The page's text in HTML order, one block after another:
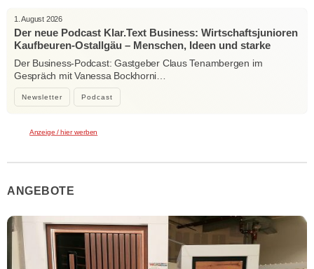
Newsletter Podcast
1. August 2026
Der neue Podcast Klar.Text Business: Wirtschaftsjunioren
Kaufbeuren-Ostallgäu – Menschen, Ideen und starke
Verbindungen
Der Business-Podcast: Gastgeber Claus Tenambergen im
Gespräch mit Vanessa Bockhorni…
Anzeige / hier werben
ANGEBOTE